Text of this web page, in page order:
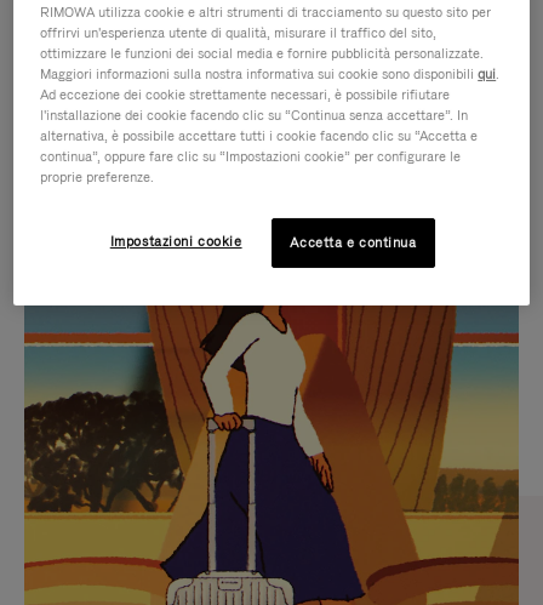
NON
È
IN
PAUSA,
PREMERE
PER
METTERLO
È
SILENZIATO,
PREMI
PER
ATTIVARE
LAUDIO
SELEZIONI REGALO CURATE
Trova la compagna perfetta
per ogni viaggio
RIMOWA utilizza cookie e altri strumenti di tracciamento su questo sito per
offrirvi un'esperienza utente di qualità, misurare il traffico del sito,
ottimizzare le funzioni dei social media e fornire pubblicità personalizzate.
Maggiori informazioni sulla nostra informativa sui cookie sono disponibiliqui.
Ad eccezione dei cookie strettamente necessari, è possibile rifiutare
l'installazione dei cookie facendo clic su “Continua senza accettare”. In
alternativa, è possibile accettare tutti i cookie facendo clic su “Accetta e
continua”, oppure fare clic su “Impostazioni cookie” per configurare le
proprie preferenze.
Impostazioni cookie Accetta e continua